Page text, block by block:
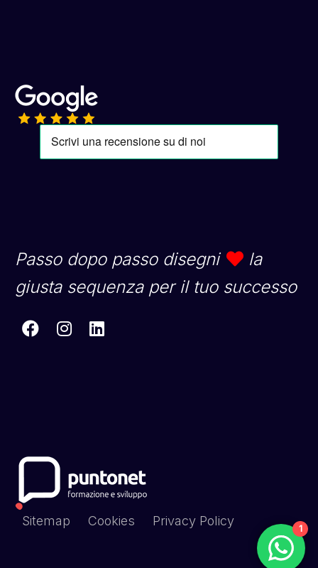
Passo dopo passo disegni
la
giusta sequenza per il tuo successo
Sitemap Cookies Privacy Policy
1